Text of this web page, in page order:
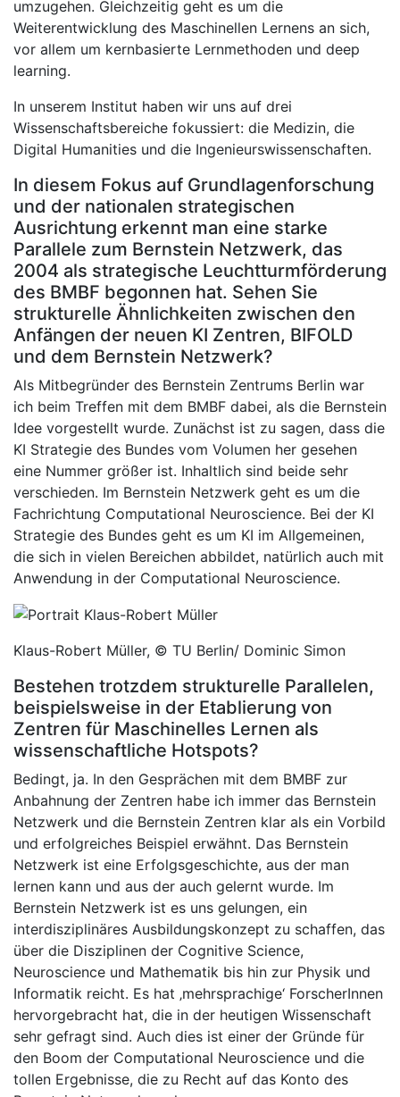
umzugehen. Gleichzeitig geht es um die
Weiterentwicklung des Maschinellen Lernens an sich,
vor allem um kernbasierte Lernmethoden und deep
learning.
In unserem Institut haben wir uns auf drei
Wissenschaftsbereiche fokussiert: die Medizin, die
Digital Humanities und die Ingenieurswissenschaften.
In diesem Fokus auf Grundlagenforschung
und der nationalen strategischen
Ausrichtung erkennt man eine starke
Parallele zum Bernstein Netzwerk, das
2004 als strategische Leuchtturmförderung
des BMBF begonnen hat. Sehen Sie
strukturelle Ähnlichkeiten zwischen den
Anfängen der neuen KI Zentren, BIFOLD
und dem Bernstein Netzwerk?
Als Mitbegründer des Bernstein Zentrums Berlin war
ich beim Treffen mit dem BMBF dabei, als die Bernstein
Idee vorgestellt wurde. Zunächst ist zu sagen, dass die
KI Strategie des Bundes vom Volumen her gesehen
eine Nummer größer ist. Inhaltlich sind beide sehr
verschieden. Im Bernstein Netzwerk geht es um die
Fachrichtung Computational Neuroscience. Bei der KI
Strategie des Bundes geht es um KI im Allgemeinen,
die sich in vielen Bereichen abbildet, natürlich auch mit
Anwendung in der Computational Neuroscience.
Klaus-Robert Müller, © TU Berlin/ Dominic Simon
Bestehen trotzdem strukturelle Parallelen,
beispielsweise in der Etablierung von
Zentren für Maschinelles Lernen als
wissenschaftliche Hotspots?
Bedingt, ja. In den Gesprächen mit dem BMBF zur
Anbahnung der Zentren habe ich immer das Bernstein
Netzwerk und die Bernstein Zentren klar als ein Vorbild
und erfolgreiches Beispiel erwähnt. Das Bernstein
Netzwerk ist eine Erfolgsgeschichte, aus der man
lernen kann und aus der auch gelernt wurde. Im
Bernstein Netzwerk ist es uns gelungen, ein
interdisziplinäres Ausbildungskonzept zu schaffen, das
über die Disziplinen der Cognitive Science,
Neuroscience und Mathematik bis hin zur Physik und
Informatik reicht. Es hat ‚mehrsprachige‘ ForscherInnen
hervorgebracht hat, die in der heutigen Wissenschaft
sehr gefragt sind. Auch dies ist einer der Gründe für
den Boom der Computational Neuroscience und die
tollen Ergebnisse, die zu Recht auf das Konto des